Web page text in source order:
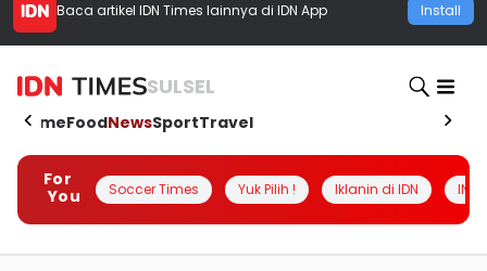
Baca artikel IDN Times lainnya di IDN App Install
SULSEL
HomeFoodNewsSportTravel
For
You
Soccer Times Yuk Pilih ! Iklanin di IDN